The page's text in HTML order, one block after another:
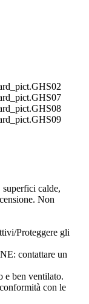
calde,
Non
Proteggere gli
contattare un
e ben ventilato.
con le